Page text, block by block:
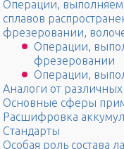
Операции,
сплавов
фрезеровании,
Операции,
фрезеровании
Операции,
Аналоги от
Основные сферы
Расшифровка
Стандарты
Особая роль состава